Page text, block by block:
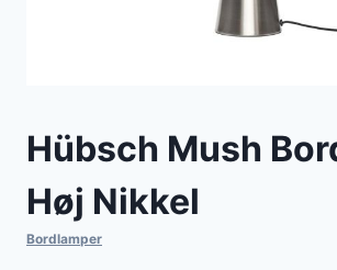
Hübsch Mush
Høj Nikkel
Bordlamper